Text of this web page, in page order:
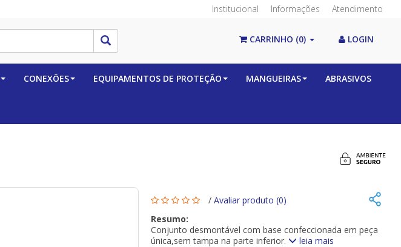
Institucional Informações Atendimento
LOGIN
CARRINHO (0)
CONEXÕES EQUIPAMENTOS DE PROTEÇÃO MANGUEIRAS ABRASIVOS
/ Avaliar produto (0)
Resumo:
Conjunto desmontável com base confeccionada em peça
única,sem tampa na parte inferior.
leia mais